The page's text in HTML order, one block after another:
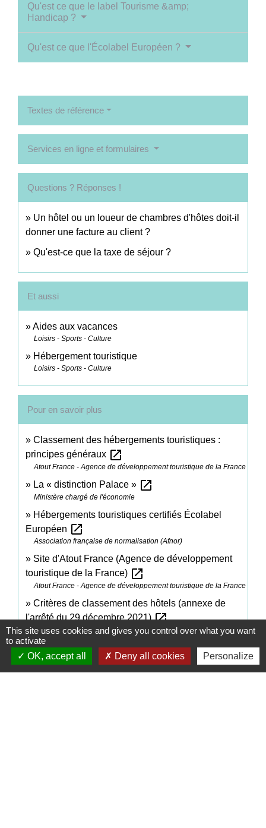
Qu'est ce que le label Tourisme &amp;
Handicap ?
Qu'est ce que l'Écolabel Européen ?
Textes de référence
Services en ligne et formulaires
Questions ? Réponses !
Un hôtel ou un loueur de chambres d'hôtes doit-il
donner une facture au client ?
Qu'est-ce que la taxe de séjour ?
Et aussi
Aides aux vacances
Loisirs - Sports - Culture
Hébergement touristique
Loisirs - Sports - Culture
Pour en savoir plus
Classement des hébergements touristiques :
principes généraux open_in_new
Atout France - Agence de développement touristique de la France
La « distinction Palace » open_in_new
Ministère chargé de l'économie
Hébergements touristiques certifiés Écolabel
Européen open_in_new
Association française de normalisation (Afnor)
Site d'Atout France (Agence de développement
touristique de la France) open_in_new
Atout France - Agence de développement touristique de la France
Critères de classement des hôtels (annexe de
l'arrêté du 29 décembre 2021)open_in_new
Legifrance
Signaler une erreur sur cette page
This site uses cookies and gives you control over what you want
to activate
OK, accept all
Deny all cookies Personalize